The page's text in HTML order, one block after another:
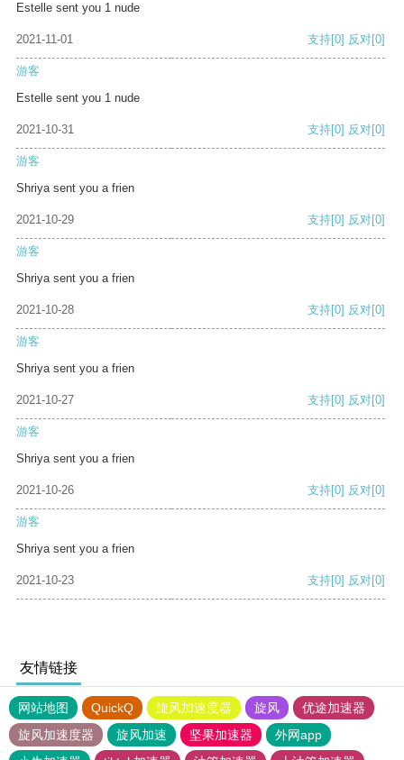
Estelle sent you 1 nude
2021-11-01 支持[0] 反对[0]
游客
Estelle sent you 1 nude
2021-10-31 支持[0] 反对[0]
游客
Shriya sent you a frien
2021-10-29 支持[0] 反对[0]
游客
Shriya sent you a frien
2021-10-28 支持[0] 反对[0]
游客
Shriya sent you a frien
2021-10-27 支持[0] 反对[0]
游客
Shriya sent you a frien
2021-10-26 支持[0] 反对[0]
游客
Shriya sent you a frien
2021-10-23 支持[0] 反对[0]
友情链接
网站地图 QuickQ 旋风加速度器 旋风
优途加速器
旋风加速度器
旋风加速 坚果加速器
外网app